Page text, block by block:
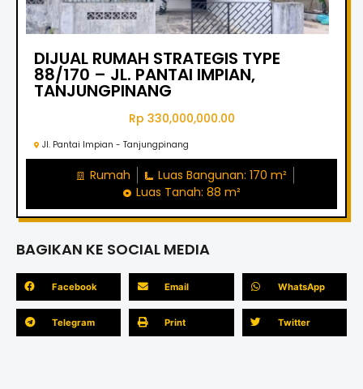
DIJUAL RUMAH STRATEGIS TYPE
88/170 – JL. PANTAI IMPIAN,
TANJUNGPINANG
Rp 330,000,000.00
Jl. Pantai Impian - Tanjungpinang
Rumah
Luas Bangunan: 170 m²
Luas Tanah: 88 m²
BAGIKAN KE SOCIAL MEDIA
Facebook Email WhatsApp
Telegram Print Twitter